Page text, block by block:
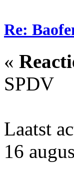
Re:
«
SPDV
Laatst
16